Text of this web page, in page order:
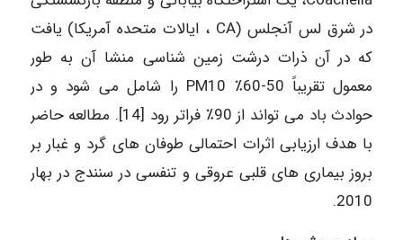
در شرق لس آنجلس (CA ، ایالات متحده آمریکا) یافت
که در آن ذرات درشت زمین شناسی منشا آن به طور
معمول تقریباً 50-60٪ PM10 را شامل می شود و در
حوادث باد می تواند از 90٪ فراتر رود [14]. مطالعه حاضر
با هدف ارزیابی اثرات احتمالی طوفان های گرد و غبار بر
بروز بیماری های قلبی عروقی و تنفسی در سنندج در بهار
2010.